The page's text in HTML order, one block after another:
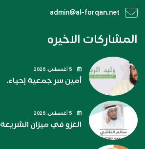
admin@al-forqan.net
المشاركات الاخيره
أمين سر جمعية إحياء.
الغزو في ميزان الشريعة